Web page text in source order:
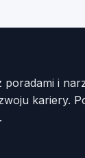
i
kariery.